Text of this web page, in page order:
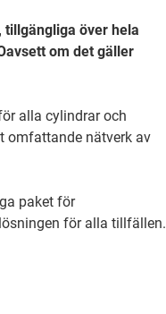
tillgängliga över hela
om det gäller
alla cylindrar och
omfattande nätverk av
paket för
för alla tillfällen.